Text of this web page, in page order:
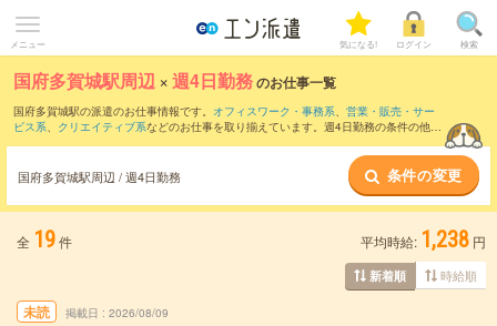
メニュー 気になる! ログイン 検索
国府多賀城駅周辺 ×週4日勤務のお仕事一覧
国府多賀城駅の派遣のお仕事情報です。 オフィスワーク・事務系、 営業・販売・サー
ビス系、 クリエイティブ系などのお仕事を取り揃えています。週4日勤務の条件の他
国府多賀城駅周辺 / 週4日勤務 条件の変更
全 19件 平均時給: 1,238 円
新着順 時給順
未読 掲載日 2026/08/09